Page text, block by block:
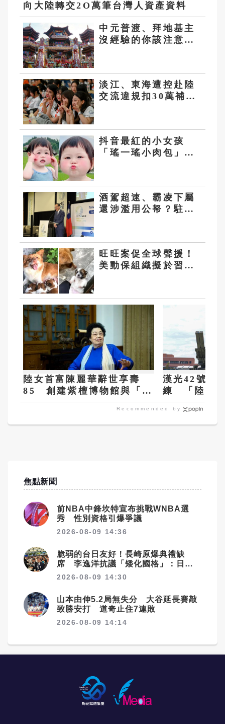
向大陸轉交2O萬筆台灣人資產資料
中元普渡、拜地基主
沒經驗的你該注意些
淡江、東海遭控赴陸
交流違規扣30萬補助
仇恨」
抖音最紅的小女孩
「瑤一瑤小肉包」陷
酒駕超速、霸凌下屬
還涉濫用公帑？駐日
查
旺旺案促全球聲援！
美動保組織擬於習近
陸女首富陳麗華辭世享壽
85 創建紫檀博物館與「唐
僧」遲重瑞結婚35年
漢光42號演
練 「陸射
桃園機場安
Recommended by
焦點新聞
前NBA中鋒坎特宣布挑戰WNBA選
秀 性別資格引爆爭議
2026-08-09 14:36
脆弱的台日友好！長崎原爆典禮缺
席 李逸洋抗議「矮化國格」：日媒
揭長崎特殊安排
2026-08-09 14:30
山本由伸5.2局無失分 大谷延長賽敲
致勝安打 道奇止住7連敗
2026-08-09 14:14